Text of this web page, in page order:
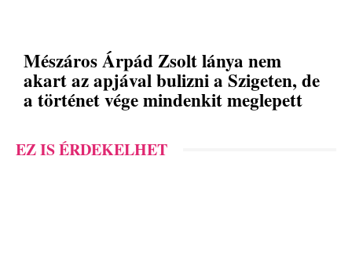
Mészáros Árpád Zsolt lánya nem
akart az apjával bulizni a Szigeten, de
a történet vége mindenkit meglepett
EZ IS ÉRDEKELHET